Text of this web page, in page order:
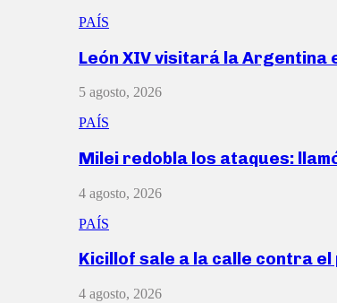
PAÍS
León XIV visitará la Argentina
5 agosto, 2026
PAÍS
Milei redobla los ataques:
4 agosto, 2026
PAÍS
Kicillof sale a la calle contra
4 agosto, 2026